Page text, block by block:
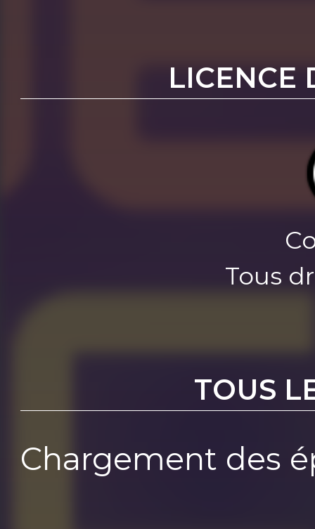
LICENCE
Tous
TOUS
Chargement des